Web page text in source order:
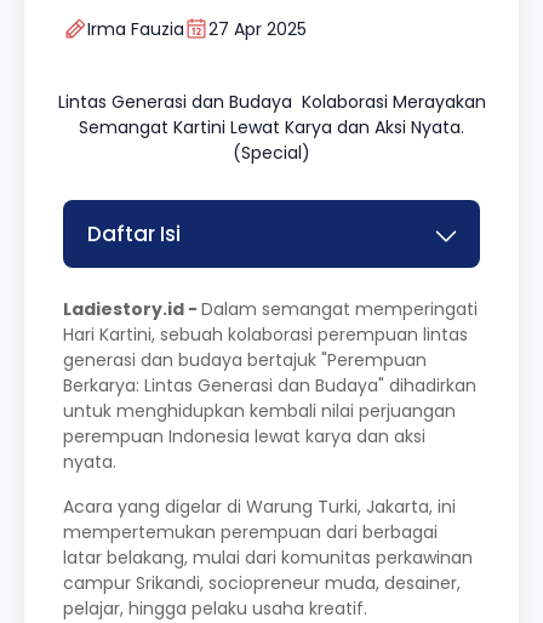
Irma Fauzia 27 Apr 2025
Lintas Generasi dan Budaya Kolaborasi Merayakan
Semangat Kartini Lewat Karya dan Aksi Nyata.
(Special)
Daftar Isi
Ladiestory.id - Dalam semangat memperingati
Hari Kartini, sebuah kolaborasi perempuan lintas
generasi dan budaya bertajuk "Perempuan
Berkarya: Lintas Generasi dan Budaya" dihadirkan
untuk menghidupkan kembali nilai perjuangan
perempuan Indonesia lewat karya dan aksi
nyata.
Acara yang digelar di Warung Turki, Jakarta, ini
mempertemukan perempuan dari berbagai
latar belakang, mulai dari komunitas perkawinan
campur Srikandi, sociopreneur muda, desainer,
pelajar, hingga pelaku usaha kreatif.